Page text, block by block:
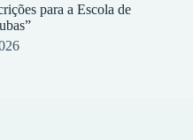
para a Escola de